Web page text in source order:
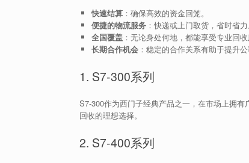
快速结算：确保高效的资金回笼。
便捷的物流服务：快递或上门取货，省时省力
全国覆盖：无论身处何地，都能享受专业回收
长期合作机会：稳定的合作关系有助于提升公
1. S7-300系列
S7-300作为西门子经典产品之一，在市场上拥
回收的理想选择。
2. S7-400系列